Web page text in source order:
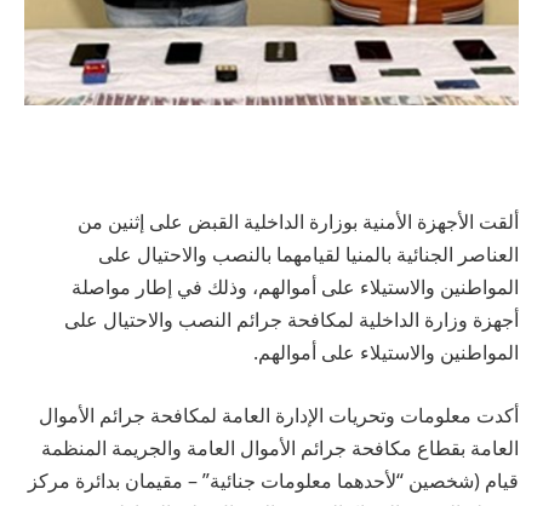
ألقت الأجهزة الأمنية بوزارة الداخلية القبض على إثنين من
العناصر الجنائية بالمنيا لقيامهما بالنصب والاحتيال على
المواطنين والاستيلاء على أموالهم، وذلك في إطار مواصلة
أجهزة وزارة الداخلية لمكافحة جرائم النصب والاحتيال على
المواطنين والاستيلاء على أموالهم.
أكدت معلومات وتحريات الإدارة العامة لمكافحة جرائم الأموال
العامة بقطاع مكافحة جرائم الأموال العامة والجريمة المنظمة
قيام (شخصين “لأحدهما معلومات جنائية” – مقيمان بدائرة مركز